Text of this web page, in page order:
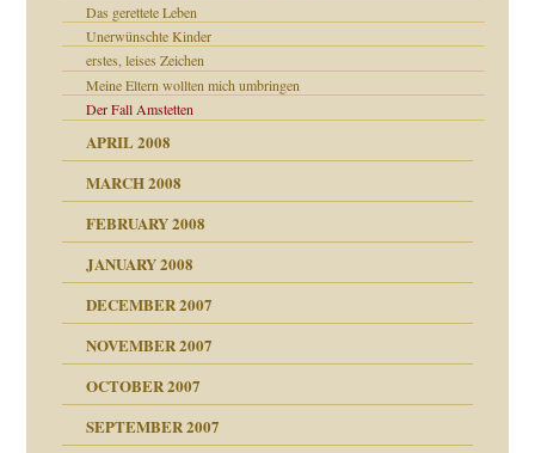
Das gerettete Leben
Unerwünschte Kinder
erstes, leises Zeichen
Meine Eltern wollten mich umbringen
Der Fall Amstetten
APRIL 2008
MARCH 2008
FEBRUARY 2008
JANUARY 2008
DECEMBER 2007
NOVEMBER 2007
OCTOBER 2007
SEPTEMBER 2007